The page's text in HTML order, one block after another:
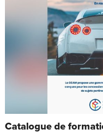
Catalogue de